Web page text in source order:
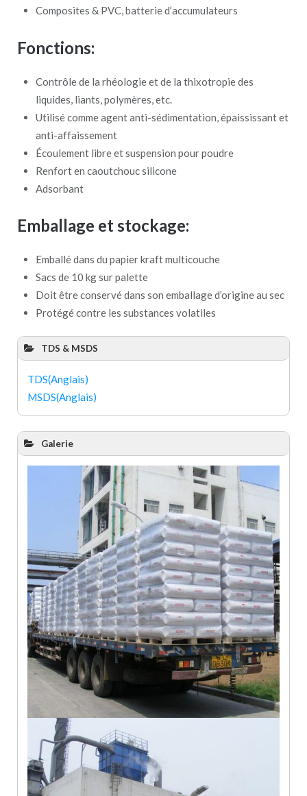
Composites & PVC, batterie d’accumulateurs
Fonctions:
Contrôle de la rhéologie et de la thixotropie des
liquides, liants, polymères, etc.
Utilisé comme agent anti-sédimentation, épaississant et
anti-affaissement
Écoulement libre et suspension pour poudre
Renfort en caoutchouc silicone
Adsorbant
Emballage et stockage:
Emballé dans du papier kraft multicouche
Sacs de 10 kg sur palette
Doit être conservé dans son emballage d’origine au sec
Protégé contre les substances volatiles
TDS & MSDS
TDS(Anglais)
MSDS(Anglais)
Galerie